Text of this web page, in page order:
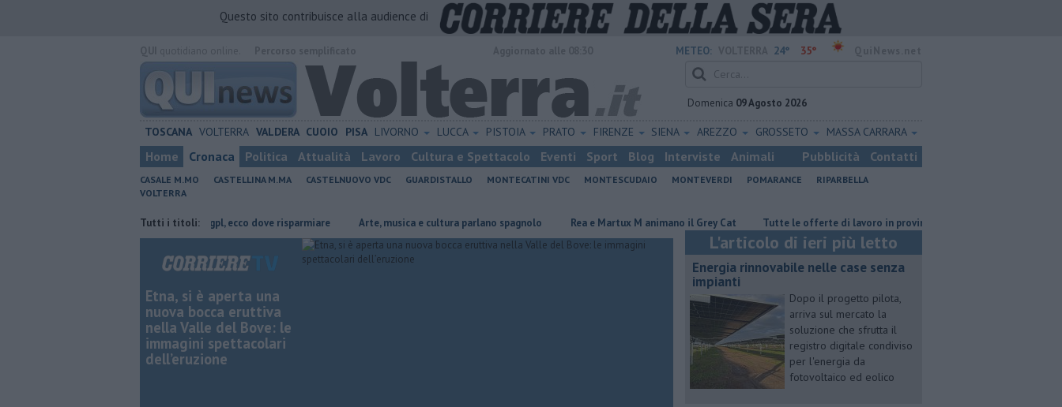
Questo sito contribuisce alla audience di
METEO: 24° 35°
Domenica 09 Agosto 2026
TOSCANA VOLTERRA VALDERA CUOIO PISA LIVORNO LUCCA PISTOIA PRATO FIRENZE SIENA AREZZO GROSSETO MASSA CARRARA
Home Cronaca Politica Attualità Lavoro Cultura e Spettacolo Eventi Sport Blog Interviste Animali Pubblicità Contatti
CASALE M.MO CASTELLINA M.MA CASTELNUOVO VDC GUARDISTALLO MONTECATINI VDC MONTESCUDAIO MONTEVERDI POMARANCE
RIPARBELLA
VOLTERRA
Tutti i titoli:
​Benzina, gasolio, gpl, ecco dove risparmiare Arte, musica e cultura parlano spagnolo Rea e Martux M animano il Grey Cat ​Tutte le offerte di lavoro in provincia di Pisa
Etna, si è aperta una
nuova bocca eruttiva
nella Valle del Bove: le
immagini spettacolari
dell’eruzione
L'articolo di ieri più letto
Energia rinnovabile nelle case senza
impianti
Dopo il progetto pilota,
arriva sul mercato la
soluzione che sfrutta il
registro digitale condiviso
per l'energia da
fotovoltaico ed eolico